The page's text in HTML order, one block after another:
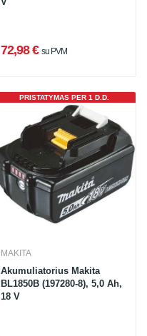
72,98 € su PVM
PRISTATYMAS PER 1 D.D.
MAKITA
Akumuliatorius Makita
BL1850B (197280-8), 5,0 Ah,
18 V